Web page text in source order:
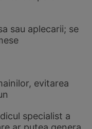
sau aplecarii; se
evitarea
specialist a